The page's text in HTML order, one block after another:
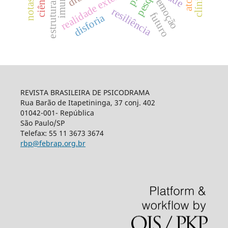
resiliênciaemoção
disforia futuro
REVISTA BRASILEIRA DE PSICODRAMA
Rua Barão de Itapetininga, 37 conj. 402
01042-001- República
São Paulo/SP
Telefax: 55 11 3673 3674
rbp@febrap.org.br